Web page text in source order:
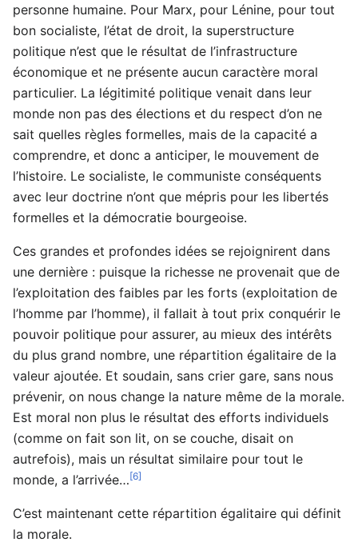
personne humaine. Pour Marx, pour Lénine, pour tout
bon socialiste, l’état de droit, la superstructure
politique n’est que le résultat de l’infrastructure
économique et ne présente aucun caractère moral
particulier. La légitimité politique venait dans leur
monde non pas des élections et du respect d’on ne
sait quelles règles formelles, mais de la capacité a
comprendre, et donc a anticiper, le mouvement de
l’histoire. Le socialiste, le communiste conséquents
avec leur doctrine n’ont que mépris pour les libertés
formelles et la démocratie bourgeoise.
Ces grandes et profondes idées se rejoignirent dans
une dernière : puisque la richesse ne provenait que de
l’exploitation des faibles par les forts (exploitation de
l’homme par l’homme), il fallait à tout prix conquérir le
pouvoir politique pour assurer, au mieux des intérêts
du plus grand nombre, une répartition égalitaire de la
valeur ajoutée. Et soudain, sans crier gare, sans nous
prévenir, on nous change la nature même de la morale.
Est moral non plus le résultat des efforts individuels
(comme on fait son lit, on se couche, disait on
autrefois), mais un résultat similaire pour tout le
monde, a l’arrivée…[6]
C’est maintenant cette répartition égalitaire qui définit
la morale.